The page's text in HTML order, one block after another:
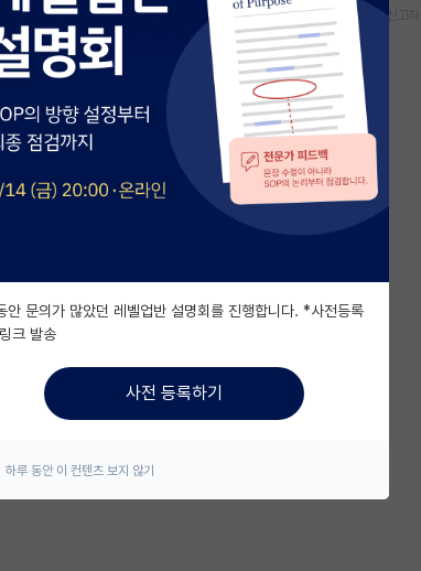
스크랩 신고
니다.
할지 객관적인 조언을 듣고 싶어 글 올립니다.
안 문의가 많았던 레벨업반 설명회를 진행합니다. *사전등록
크 발송
사전 등록하기
하루 동안 이 컨텐츠 보지 않기